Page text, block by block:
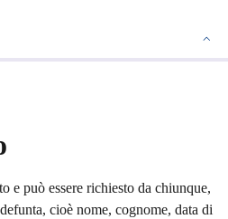
e può essere richiesto da chiunque,
cioè nome, cognome, data di